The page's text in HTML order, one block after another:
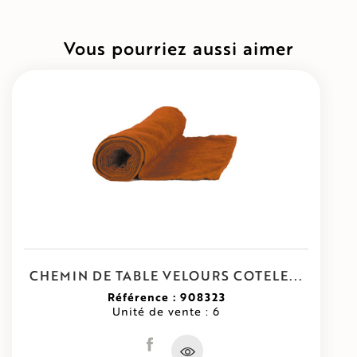
Vous pourriez aussi aimer
CHEMIN DE TABLE VELOURS COTELE...
Référence : 908323
Unité de vente : 6